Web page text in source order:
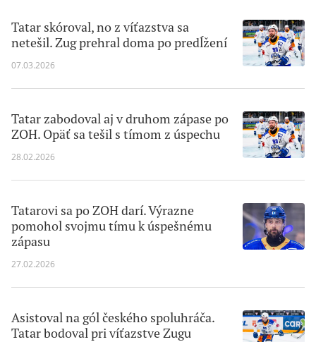
Tatar skóroval, no z víťazstva sa
netešil. Zug prehral doma po predĺžení
07.03.2026
Tatar zabodoval aj v druhom zápase po
ZOH. Opäť sa tešil s tímom z úspechu
28.02.2026
Tatarovi sa po ZOH darí. Výrazne
pomohol svojmu tímu k úspešnému
zápasu
27.02.2026
Asistoval na gól českého spoluhráča.
Tatar bodoval pri víťazstve Zugu